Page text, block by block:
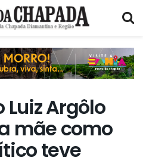
Argôlo
mãe como
teve